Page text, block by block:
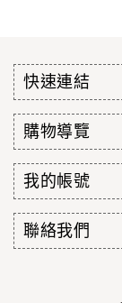
快速連結
購物導覽
我的帳號
聯絡我們